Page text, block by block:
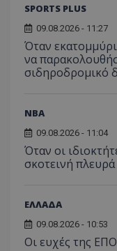
SPORTS PLUS
09.08.2026 - 11:27
Όταν
να
σιδηροδρομικό
NBA
09.08.2026 - 11:04
Όταν οι
σκοτεινή
ΕΛΛΑΔΑ
09.08.2026 - 10:53
Οι ευχές της ΕΠΟ